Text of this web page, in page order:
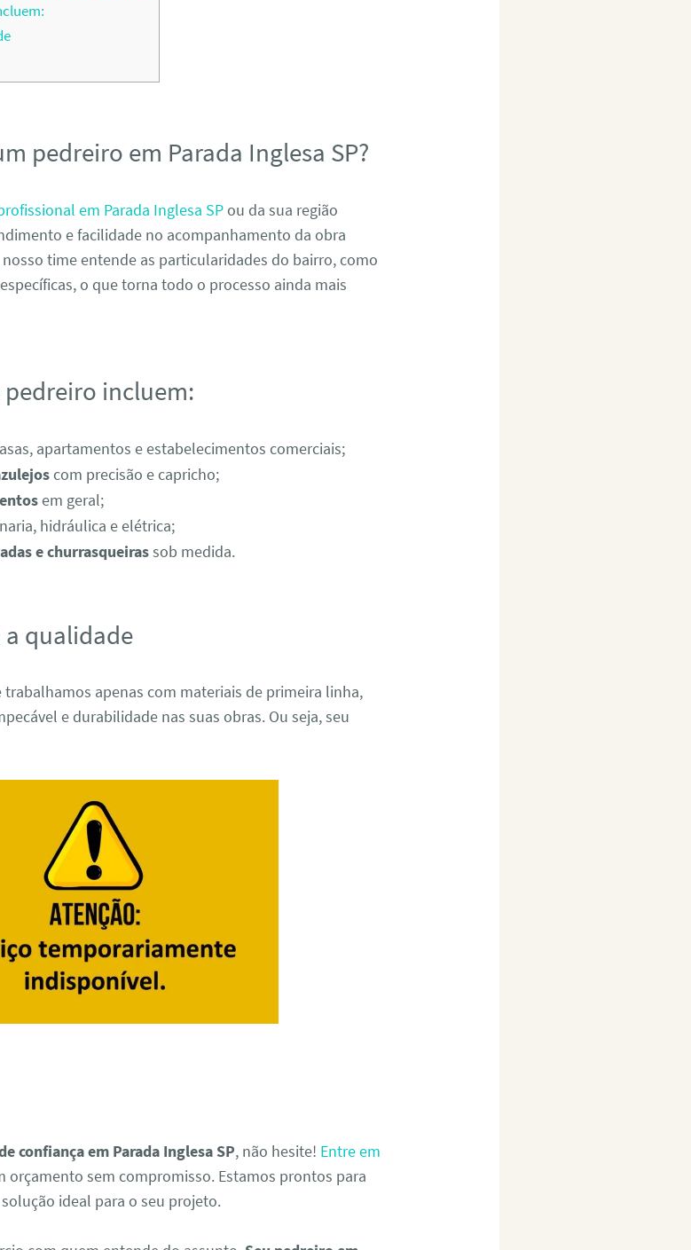
pedreiro em Parada Inglesa SP?
em Parada Inglesa SPou da sua região
e facilidade no acompanhamento da obra
nosso time entende as particularidades do bairro, como
o que torna todo o processo ainda mais
pedreiro incluem:
apartamentos e estabelecimentos comerciais;
com precisão e capricho;
em geral;
hidráulica e elétrica;
e churrasqueirassob medida.
qualidade
apenas com materiais de primeira linha,
e durabilidade nas suas obras. Ou seja, seu
confiança em Parada Inglesa SP, não hesite! Entre em
orçamento sem compromisso. Estamos prontos para
ideal para o seu projeto.